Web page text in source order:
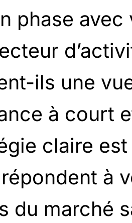
phase
ils une
à court
claire
à
du marché